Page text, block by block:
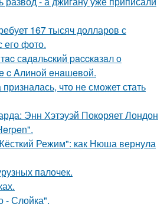
167 тысяч долларов с
его фото.
сaдaльcкий paccкaзaл o
c Aлинoй eнaшeвoй.
что не сможет стать
Энн Хэтэуэй Покоряет Лондон
Режим": как Нюша вернула
палочек.
- Слойка".